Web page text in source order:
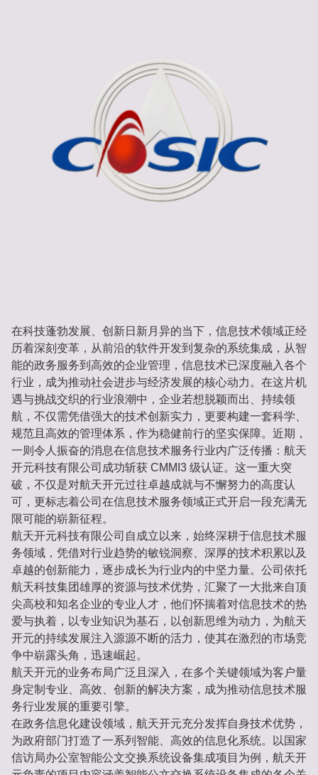
在科技蓬勃发展、创新日新月异的当下，信息技术领域正经
历着深刻变革，从前沿的软件开发到复杂的系统集成，从智
能的政务服务到高效的企业管理，信息技术已深度融入各个
行业，成为推动社会进步与经济发展的核心动力。在这片机
遇与挑战交织的行业浪潮中，企业若想脱颖而出、持续领
航，不仅需凭借强大的技术创新实力，更要构建一套科学、
规范且高效的管理体系，作为稳健前行的坚实保障。近期，
一则令人振奋的消息在信息技术服务行业内广泛传播：航天
开元科技有限公司成功斩获 CMMI3 级认证。这一重大突
破，不仅是对航天开元过往卓越成就与不懈努力的高度认
可，更标志着公司在信息技术服务领域正式开启一段充满无
限可能的崭新征程。
航天开元科技有限公司自成立以来，始终深耕于信息技术服
务领域，凭借对行业趋势的敏锐洞察、深厚的技术积累以及
卓越的创新能力，逐步成长为行业内的中坚力量。公司依托
航天科技集团雄厚的资源与技术优势，汇聚了一大批来自顶
尖高校和知名企业的专业人才，他们怀揣着对信息技术的热
爱与执着，以专业知识为基石，以创新思维为动力，为航天
开元的持续发展注入源源不断的活力，使其在激烈的市场竞
争中崭露头角，迅速崛起。
航天开元的业务布局广泛且深入，在多个关键领域为客户量
身定制专业、高效、创新的解决方案，成为推动信息技术服
务行业发展的重要引擎。
在政务信息化建设领域，航天开元充分发挥自身技术优势，
为政府部门打造了一系列智能、高效的信息化系统。以国家
信访局办公室智能公文交换系统设备集成项目为例，航天开